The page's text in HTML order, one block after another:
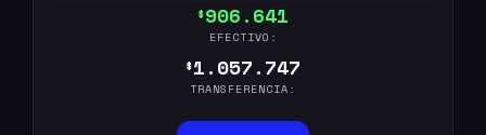
$906.641
EFECTIVO:
$1.057.747
TRANSFERENCIA: